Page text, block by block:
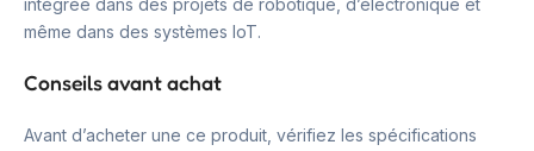
intégrée dans des projets de robotique, d’électronique et
même dans des systèmes IoT.
Conseils avant achat
Avant d’acheter une ce produit, vérifiez les spécifications